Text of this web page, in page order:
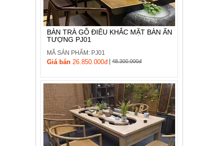
BÀN TRÀ GỖ ĐIÊU KHẮC MẶT BÀN ẤN
TƯỢNG PJ01
MÃ SẢN PHẨM: PJ01
Giá bán 26.850.000đ| 48.300.000đ